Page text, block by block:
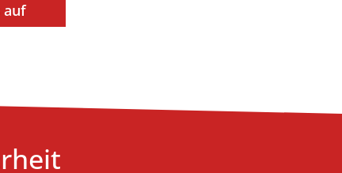
auf